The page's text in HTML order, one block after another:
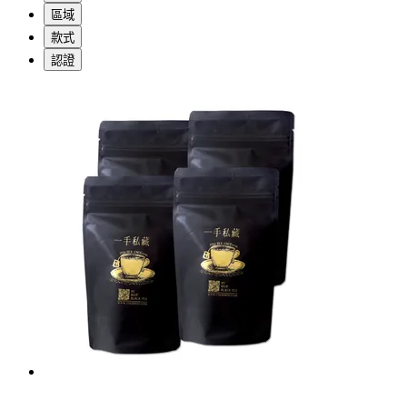
區域
款式
認證